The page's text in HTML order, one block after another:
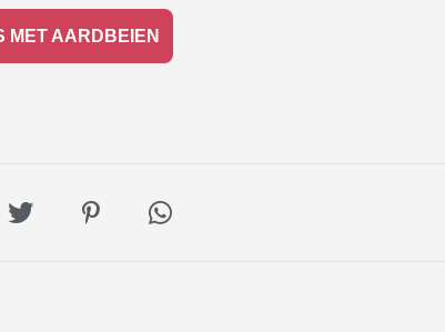
MET AARDBEIEN